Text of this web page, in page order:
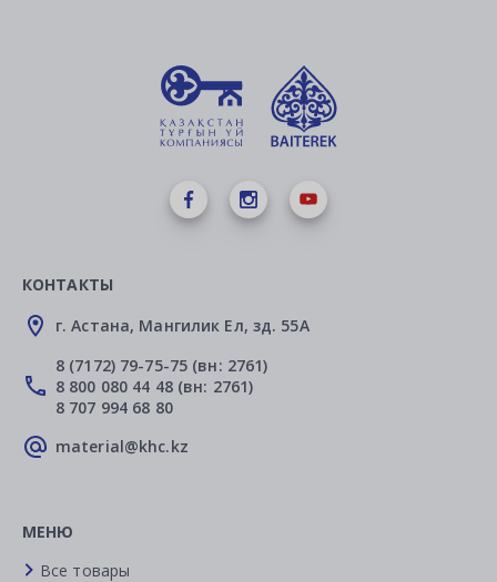
КОНТАКТЫ
г. Астана, Мангилик Ел, зд. 55А
8 (7172) 79-75-75 (вн: 2761)
8 800 080 44 48 (вн: 2761)
8 707 994 68 80
material@khc.kz
МЕНЮ
Все товары